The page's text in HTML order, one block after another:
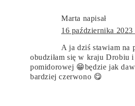
Marta napisał
16 października 2023
A ja dziś stawiam na
obudziłam się w kraju Drobiu
pomidorowej 😁będzie jak
bardziej czerwono 😋